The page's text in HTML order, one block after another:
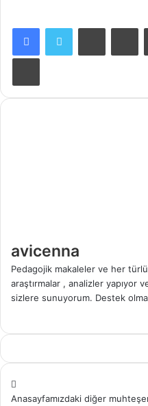
Facebook
X LinkedIn
Yazdır
avicenna
Pedagojik makaleler ve her
araştırmalar , analizler yapıyor
sizlere sunuyorum. Destek
Anasayfamızdaki diğer